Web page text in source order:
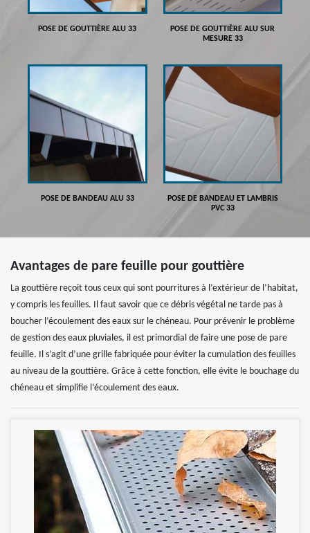
POSE DE GOUTTIÈRE ALU 33
POSE DE GOUTTIÈRE ALU SUR
MESURE 33
POSE DE BANDEAU ALU 33
POSE DE BANDEAU ET LAMBRIS
PVC 33
Avantages de pare feuille pour gouttière
La gouttière reçoit tous ceux qui sont pourritures à l’extérieur de l’habitat,
y compris les feuilles. Il faut savoir que ce débris végétal ne tarde pas à
boucher l’écoulement des eaux sur le chéneau. Pour prévenir le problème
de gestion des eaux pluviales, il est primordial de faire une pose de pare
feuille. Il s’agit d’une grille fabriquée pour éviter la cumulation des feuilles
au niveau de la gouttière. Grâce à cette fonction, elle évite le bouchage du
chéneau et simplifie l’écoulement des eaux.